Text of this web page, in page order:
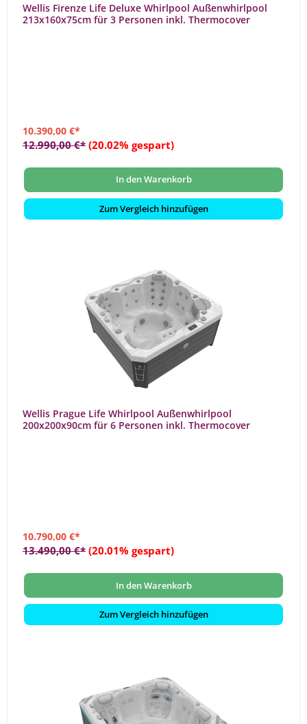
Wellis Firenze Life Deluxe Whirlpool Außenwhirlpool
213x160x75cm für 3 Personen inkl. Thermocover
10.390,00 €*
12.990,00 €* (20.02% gespart)
In den Warenkorb
Zum Vergleich hinzufügen
Wellis Prague Life Whirlpool Außenwhirlpool
200x200x90cm für 6 Personen inkl. Thermocover
10.790,00 €*
13.490,00 €* (20.01% gespart)
In den Warenkorb
Zum Vergleich hinzufügen